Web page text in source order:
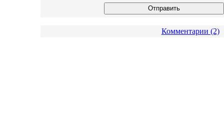
Комментарии (2)